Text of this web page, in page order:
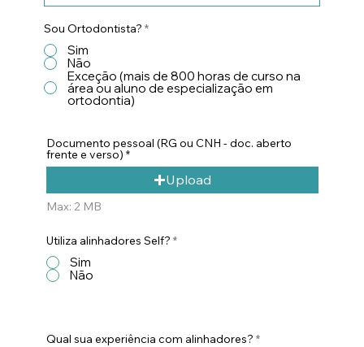
Documento pessoal (RG ou CNH - doc. aberto
frente e verso)
Upload
Max: 2 MB
Sou Ortodontista? *
Sim
Não
Exceção (mais de 800 horas de curso na
área ou aluno de especialização em
ortodontia)
Utiliza alinhadores Self? *
Sim
Não
Qual sua experiência com alinhadores? *